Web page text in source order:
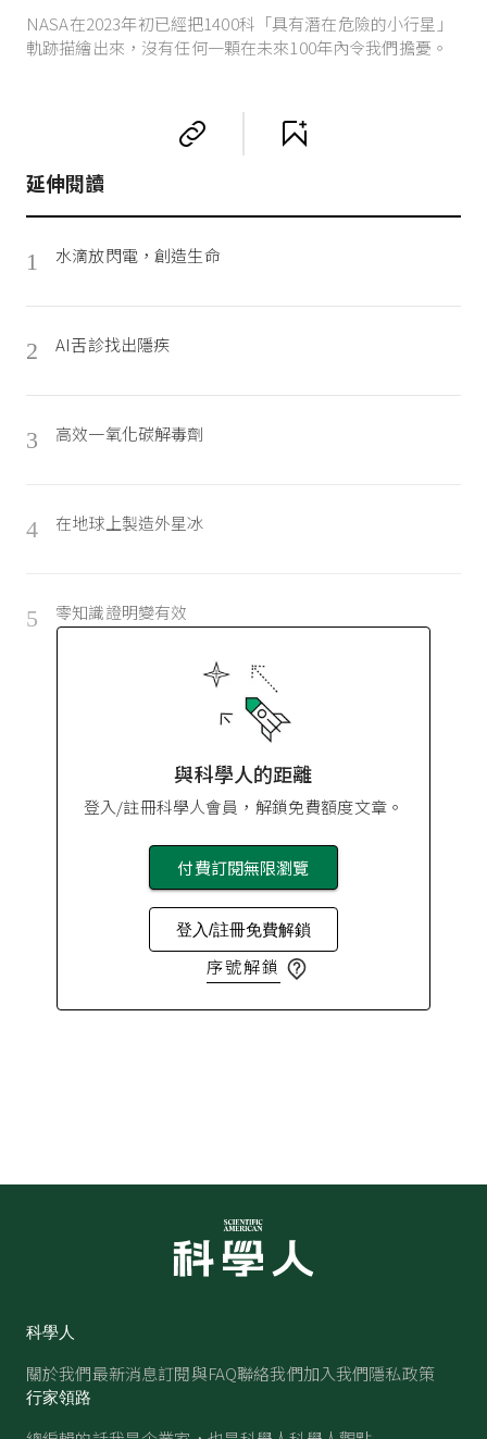
NASA在2023年初已經把1400科「具有潛在危險的小行星」
軌跡描繪出來，沒有任何一顆在未來100年內令我們擔憂。
延伸閱讀
1 水滴放閃電，創造生命
2 AI舌診找出隱疾
3 高效一氧化碳解毒劑
4 在地球上製造外星冰
5 零知識證明變有效
與科學人的距離
登入/註冊科學人會員，解鎖免費額度文章。
付費訂閱無限瀏覽
登入/註冊免費解鎖
序號解鎖
科學人
關於我們最新消息訂閱與FAQ聯絡我們加入我們隱私政策
行家領路